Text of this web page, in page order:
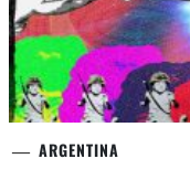
ARGENTINA